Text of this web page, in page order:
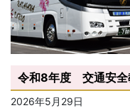
令和8年度 交通安全
2026年5月29日